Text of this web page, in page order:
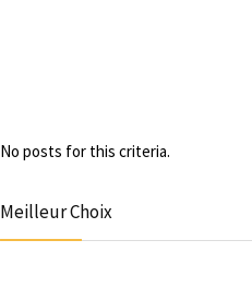
No posts for this criteria.
Meilleur Choix